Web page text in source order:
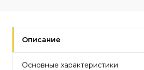
Описание
Основные характеристики